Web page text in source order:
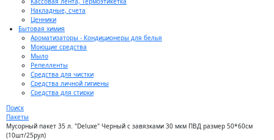
Накладные, счета
Ценники
Бытовая химия
Ароматизаторы - Кондиционеры для белья
Моющие средства
Мыло
Репелленты
Средства для чистки
Средства личной гигиены
Средства для стирки
Поиск
Пакеты
Мусорный пакет 35 л. "Deluxe" Черный с завязками 30 мкм ПВД размер 50*60см
(10шт/25рул)